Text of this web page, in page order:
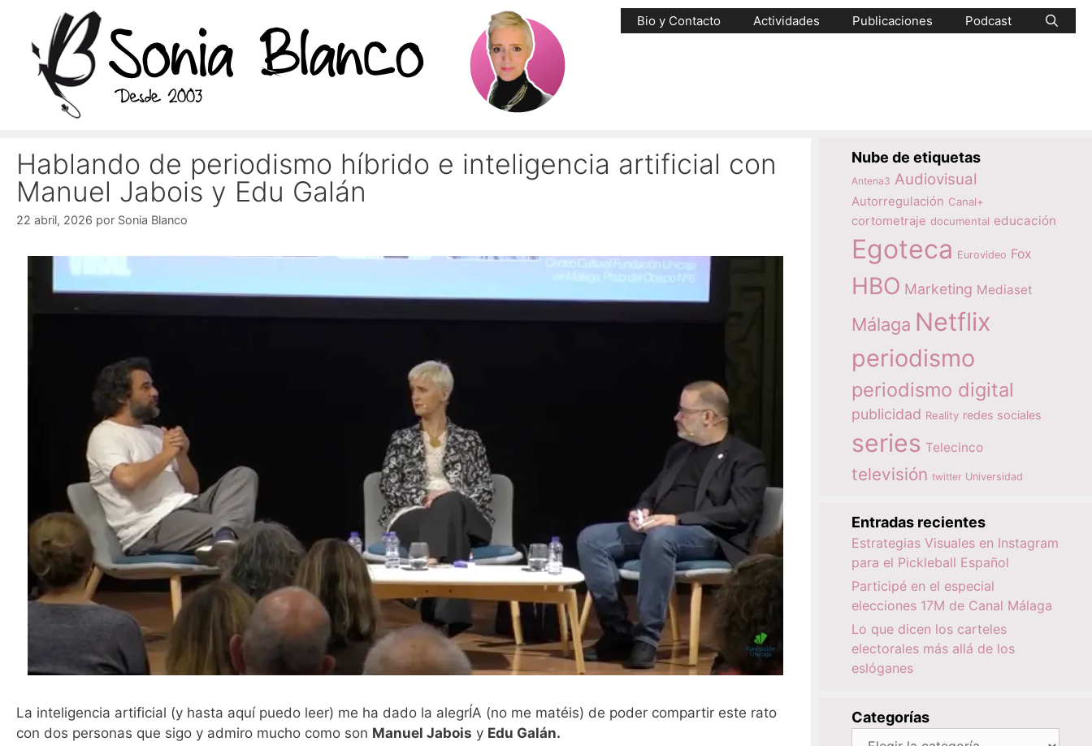
contenido
Bio y Contacto Actividades Publicaciones Podcast
Hablando de periodismo híbrido e inteligencia artificial con
Manuel Jabois y Edu Galán
22 abril, 2026 por Sonia Blanco
La inteligencia artificial (y hasta aquí puedo leer) me ha dado la alegrÍA (no me matéis) de poder compartir este rato
con dos personas que sigo y admiro mucho como son Manuel Jabois y Edu Galán.
Nube de etiquetas
Antena3 Audiovisual
Autorregulación Canal+
cortometraje documental educación
Egoteca Eurovideo Fox
HBO Marketing Mediaset
Málaga Netflix
periodismo
periodismo digital
publicidad Reality redes sociales
series Telecinco
televisión twitter Universidad
Entradas recientes
Estrategias Visuales en Instagram
para el Pickleball Español
Participé en el especial
elecciones 17M de Canal Málaga
Lo que dicen los carteles
electorales más allá de los
eslóganes
Categorías
Categorías